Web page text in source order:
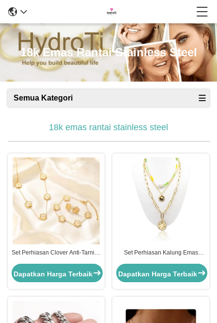
18k Emas Rantai Stainless Steel
Semua Kategori
18k emas rantai stainless steel
Set Perhiasan Clover Anti-Tarnish
Anak Perempuan & Wanita
Dapatkan Harga Terbaik
Set Perhiasan Kalung Emas
manik Mutiara Akrilik untuk
Wanita
Dapatkan Harga Terbaik